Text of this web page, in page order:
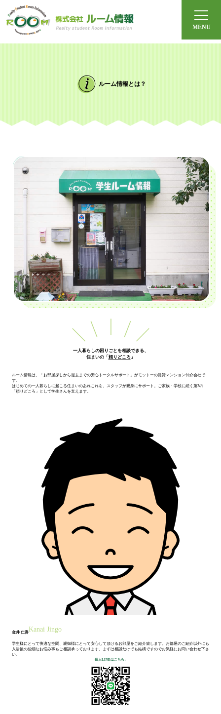
ルーム情報とは？
オンライン見学
今月のおすすめ
沿線から探す
学校から検索
エリアから探す
0120-99-8801 お問い合わせ
ルーム情報とは？
一人暮らしの困りごとを相談できる、
住まいの「 頼りどころ 」
ルーム情報は、「お部屋探しから退去までの安心トータルサポート」がモットーの賃貸マンション仲介会社で
す。
はじめての一人暮らしに起こる住まいのあれこれを、スタッフが親身にサポート。ご家族・学校に続く第3の
「頼りどころ」として学生さんを支えます。
金井 仁吾Kanai Jingo
学生様にとって快適な空間、親御様にとって安心して頂けるお部屋をご紹介致します。お部屋のご紹介以外にも
入居後の些細なお悩み事もご相談承っております。まずは相談だけでも結構ですのでお気軽にお問い合わせ下さ
い。
個人LINEはこちら↓